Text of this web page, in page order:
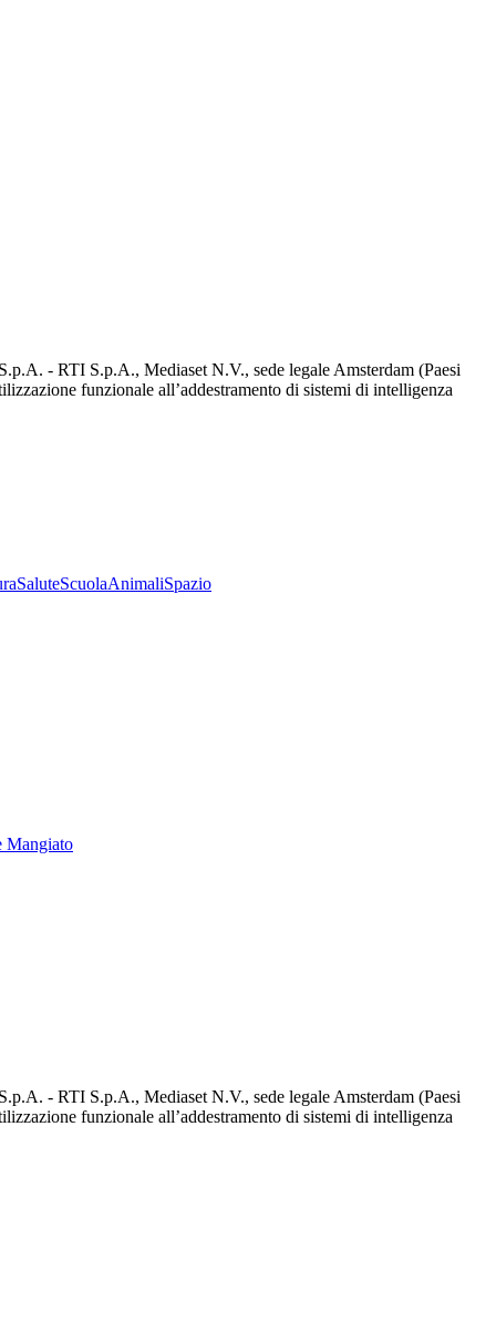
- RTI S.p.A., Mediaset N.V., sede legale Amsterdam (Paesi
funzionale all’addestramento di sistemi di intelligenza
SaluteScuolaAnimaliSpazio
Mangiato
- RTI S.p.A., Mediaset N.V., sede legale Amsterdam (Paesi
funzionale all’addestramento di sistemi di intelligenza